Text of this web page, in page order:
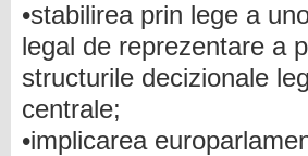
•stabilirea prin lege a
legal de reprezentare a
structurile decizionale
centrale;
•implicarea